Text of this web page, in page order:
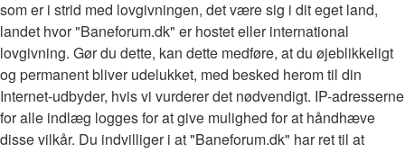
som er i strid med lovgivningen, det være sig i dit eget land,
landet hvor "Baneforum.dk" er hostet eller international
lovgivning. Gør du dette, kan dette medføre, at du øjeblikkeligt
og permanent bliver udelukket, med besked herom til din
Internet-udbyder, hvis vi vurderer det nødvendigt. IP-adresserne
for alle indlæg logges for at give mulighed for at håndhæve
disse vilkår. Du indvilliger i at "Baneforum.dk" har ret til at